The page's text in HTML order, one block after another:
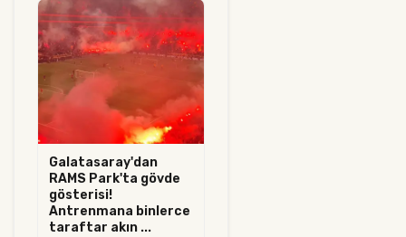
Galatasaray'dan
RAMS Park'ta gövde
gösterisi!
Antrenmana binlerce
taraftar akın ...